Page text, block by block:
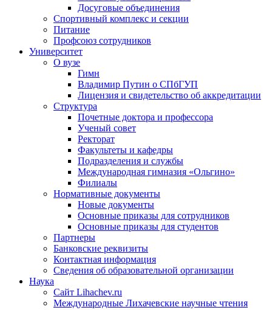
Досуговые объединения
Спортивный комплекс и секции
Питание
Профсоюз сотрудников
Университет
О вузе
Гимн
Владимир Путин о СПбГУП
Лицензия и свидетельство об аккредитации
Структура
Почетные доктора и профессора
Ученый совет
Ректорат
Факультеты и кафедры
Подразделения и службы
Международная гимназия «Ольгино»
Филиалы
Нормативные документы
Новые документы
Основные приказы для сотрудников
Основные приказы для студентов
Партнеры
Банковские реквизиты
Контактная информация
Сведения об образовательной организации
Наука
Сайт Lihachev.ru
Международные Лихачевские научные чтения